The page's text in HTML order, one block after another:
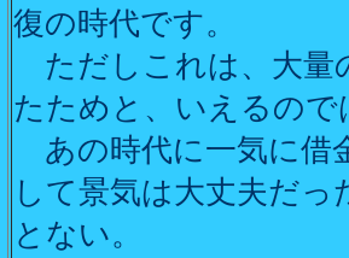
復の時代です。
ただしこれは、大量
たためと、いえるの
あの時代に一気に借
して景気は大丈夫だ
とない。